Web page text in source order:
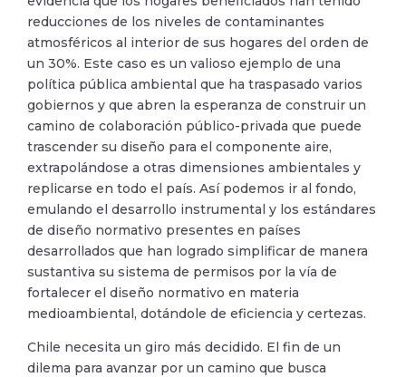
reducciones de los niveles de contaminantes
atmosféricos al interior de sus hogares del orden de
un 30%. Este caso es un valioso ejemplo de una
política pública ambiental que ha traspasado varios
gobiernos y que abren la esperanza de construir un
camino de colaboración público-privada que puede
trascender su diseño para el componente aire,
extrapolándose a otras dimensiones ambientales y
replicarse en todo el país. Así podemos ir al fondo,
emulando el desarrollo instrumental y los estándares
de diseño normativo presentes en países
desarrollados que han logrado simplificar de manera
sustantiva su sistema de permisos por la vía de
fortalecer el diseño normativo en materia
medioambiental, dotándole de eficiencia y certezas.
Chile necesita un giro más decidido. El fin de un
dilema para avanzar por un camino que busca